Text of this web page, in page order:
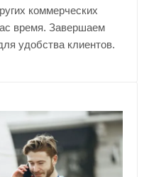
коммерческих
время. Завершаем
удобства клиентов.